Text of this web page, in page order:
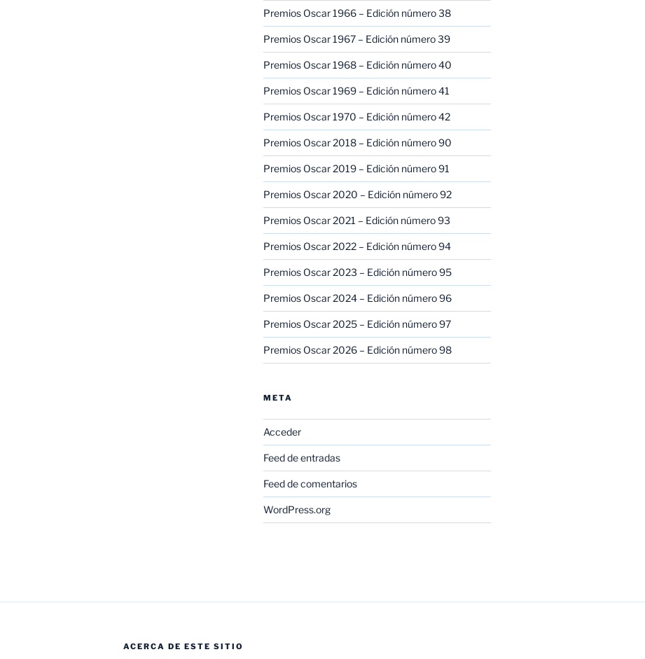
Premios Oscar 1966 – Edición número 38
Premios Oscar 1967 – Edición número 39
Premios Oscar 1968 – Edición número 40
Premios Oscar 1969 – Edición número 41
Premios Oscar 1970 – Edición número 42
Premios Oscar 2018 – Edición número 90
Premios Oscar 2019 – Edición número 91
Premios Oscar 2020 – Edición número 92
Premios Oscar 2021 – Edición número 93
Premios Oscar 2022 – Edición número 94
Premios Oscar 2023 – Edición número 95
Premios Oscar 2024 – Edición número 96
Premios Oscar 2025 – Edición número 97
Premios Oscar 2026 – Edición número 98
META
Acceder
Feed de entradas
Feed de comentarios
WordPress.org
ACERCA DE ESTE SITIO